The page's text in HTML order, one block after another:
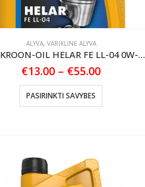
on
the
page
ALYVA, VARIKLINĖ ALYVA
Alyva KROON-OIL HELAR FE LL-04 0W-20
€13.00 – €55.00Price
through
PASIRINKTI SAVYBES
product